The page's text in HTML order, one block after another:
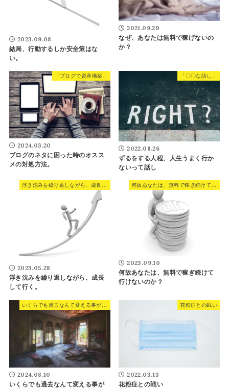
2023.09.08
結局、行動するしか安全策はな
い。
2021.09.29
なぜ、あなたは無料で稼げないの
か？
「ブログで資産構築」
2024.03.20
ブログのネタに困った時のオスス
メの対処方法。
「〇〇な話し」
2022.08.26
ずるをする人程、人生うまく行か
ないって話し
2023.05.28
浮き沈みを繰り返しながら、成長
して行く。
2023.09.10
何故あなたは、無料で稼ぎ続けて
行けないのか？
2024.08.10
いくらでも過去なんて変える事が
花粉症との戦い
2022.03.13
花粉症との戦い